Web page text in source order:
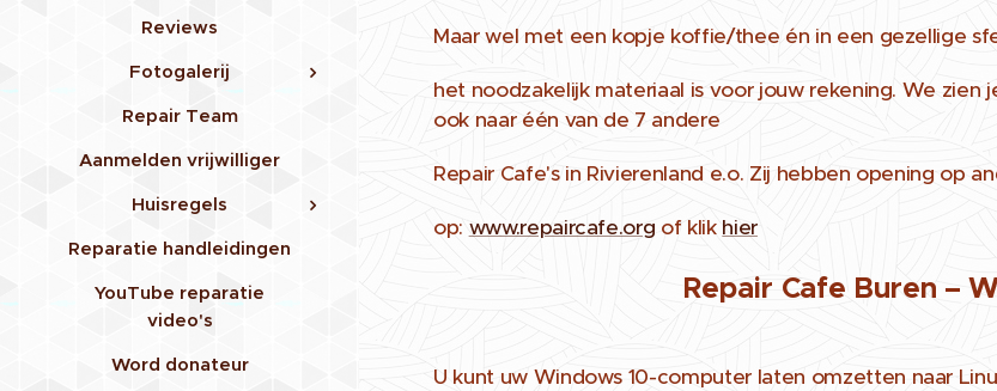
Reviews
Fotogalerij
Repair Team
Aanmelden vrijwilliger
Huisregels
Reparatie handleidingen
YouTube reparatie
video's
Word donateur
Maar wel met een kopje koffie/thee én in een gezellige
het noodzakelijk materiaal is voor jouw rekening. We zien
ook naar één van de 7 andere
Repair Cafe's in Rivierenland e.o. Zij hebben opening op
op: www.repaircafe.org of klik hier
Repair Cafe Buren –
U kunt uw Windows 10-computer laten omzetten naar